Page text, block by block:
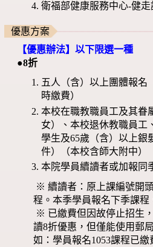
衛福部健康服務中心-健走
優惠方案
【優惠辦法】以下限選一種
●8折
五人（含）以上團體報名
時繳費）
本校在職教職員工及其眷
女）、本校退休教職員工
學生及65歲（含）以上銀
件）（本校含師大附中）
本院學員續讀者或加報同
※ 續讀者：原上課編號開
程。本季學員報名下季課程
※ 已繳費但因故停止招生
讀8折優惠，但僅能使用郵
如：學員報名1053課程已